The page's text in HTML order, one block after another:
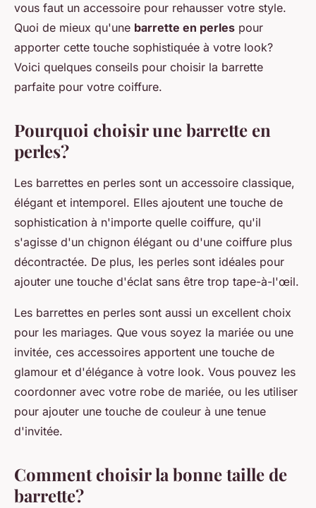
Julia• 27 juin 2024•5 min de lecture
vous faut un accessoire pour rehausser votre style.
Quoi de mieux qu'une barrette en perles pour
apporter cette touche sophistiquée à votre look?
Voici quelques conseils pour choisir la barrette
parfaite pour votre coiffure.
Pourquoi choisir une barrette en
perles?
Les barrettes en perles sont un accessoire classique,
élégant et intemporel. Elles ajoutent une touche de
sophistication à n'importe quelle coiffure, qu'il
s'agisse d'un chignon élégant ou d'une coiffure plus
décontractée. De plus, les perles sont idéales pour
ajouter une touche d'éclat sans être trop tape-à-l'œil.
Les barrettes en perles sont aussi un excellent choix
pour les mariages. Que vous soyez la mariée ou une
invitée, ces accessoires apportent une touche de
glamour et d'élégance à votre look. Vous pouvez les
coordonner avec votre robe de mariée, ou les utiliser
pour ajouter une touche de couleur à une tenue
d'invitée.
Comment choisir la bonne taille de
barrette?